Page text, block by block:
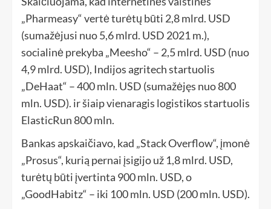
„Pharmeasy“ vertė turėtų būti 2,8 mlrd. USD
(sumažėjusi nuo 5,6 mlrd. USD 2021 m.),
socialinė prekyba „Meesho“ – 2,5 mlrd. USD (nuo
4,9 mlrd. USD), Indijos agritech startuolis
„DeHaat“ – 400 mln. USD (sumažėjęs nuo 800
mln. USD). ir šiaip vienaragis logistikos startuolis
ElasticRun 800 mln.
Bankas apskaičiavo, kad „Stack Overflow“, įmonė
„Prosus“, kurią pernai įsigijo už 1,8 mlrd. USD,
turėtų būti įvertinta 900 mln. USD, o
„GoodHabitz“ – iki 100 mln. USD (200 mln. USD).